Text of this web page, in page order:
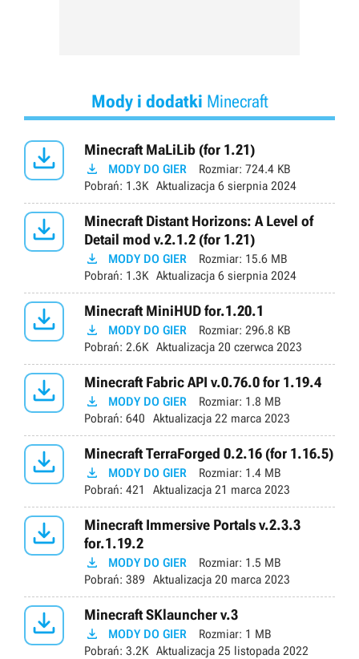
Mody i dodatki Minecraft
 Minecraft MaLiLib (for 1.21)
 MODY DO GIER Rozmiar: 724.4 KB
Pobrań: 1.3K Aktualizacja 6 sierpnia 2024

Minecraft Distant Horizons: A Level of
Detail mod v.2.1.2 (for 1.21)
 MODY DO GIER Rozmiar: 15.6 MB
Pobrań: 1.3K Aktualizacja 6 sierpnia 2024
 Minecraft MiniHUD for.1.20.1
 MODY DO GIER Rozmiar: 296.8 KB
Pobrań: 2.6K Aktualizacja 20 czerwca 2023
 Minecraft Fabric API v.0.76.0 for 1.19.4
 MODY DO GIER Rozmiar: 1.8 MB
Pobrań: 640 Aktualizacja 22 marca 2023
 Minecraft TerraForged 0.2.16 (for 1.16.5)
 MODY DO GIER Rozmiar: 1.4 MB
Pobrań: 421 Aktualizacja 21 marca 2023

Minecraft Immersive Portals v.2.3.3
for.1.19.2
 MODY DO GIER Rozmiar: 1.5 MB
Pobrań: 389 Aktualizacja 20 marca 2023
 Minecraft SKlauncher v.3
 MODY DO GIER Rozmiar: 1 MB
Pobrań: 3.2K Aktualizacja 25 listopada 2022